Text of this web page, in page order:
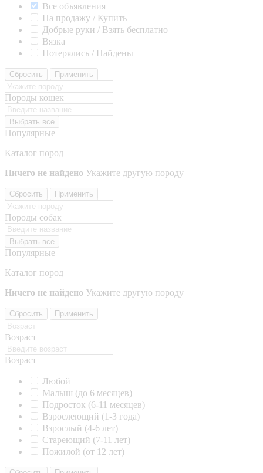
Все объявления
На продажу / Купить
Добрые руки / Взять бесплатно
Вязка
Потерялись / Найдены
Сбросить Применить
Породы кошек
Выбрать все
Популярные
Каталог пород
Ничего не найдено Укажите другую породу
Сбросить Применить
Породы собак
Выбрать все
Популярные
Каталог пород
Ничего не найдено Укажите другую породу
Сбросить Применить
Возраст
Возраст
Любой
Малыш (до 6 месяцев)
Подросток (6-11 месяцев)
Взрослеющий (1-3 года)
Взрослый (4-6 лет)
Стареющий (7-11 лет)
Пожилой (от 12 лет)